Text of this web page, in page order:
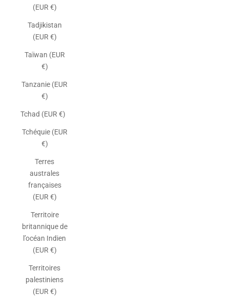
(EUR €)
Tadjikistan
(EUR €)
Taïwan (EUR
€)
Tanzanie (EUR
€)
Tchad (EUR €)
Tchéquie (EUR
€)
Terres
australes
françaises
(EUR €)
Territoire
britannique de
l’océan Indien
(EUR €)
Territoires
palestiniens
(EUR €)